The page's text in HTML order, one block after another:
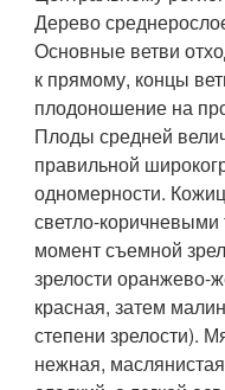
Дерево
Основные ветви
к прямому, концы
плодоношение на
Плоды средней
правильной
одномерности.
светло-коричневыми
момент съемной
зрелости оранжево-
красная, затем
степени зрелости).
нежная,